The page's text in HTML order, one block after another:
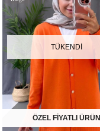
TÜKENDI
ÖZEL FİYATLI ÜRÜN